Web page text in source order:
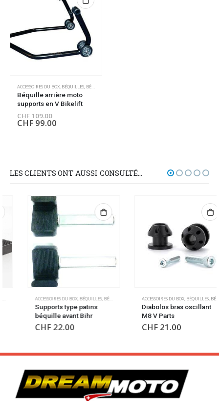
ACCESSOIRES DU BOX, BÉQUILLES, BÉQUILLES
Béquille arrière moto
supports en V Bikelift
CHF109.00
CHF 99.00
LES CLIENTS ONT AUSSI CONSULTÉ…
,OUTILLAGEACCESSOIRES DU BOX,BÉQUILLES,BÉQUILLES ,OUTILLAGE
Supports type patins
béquille avant Bihr
22.00
ACCESSOIRES DU BOX, BÉQUILLES,BÉQUILLES ,
Diabolos bras oscillant
M8 V Parts
21.00